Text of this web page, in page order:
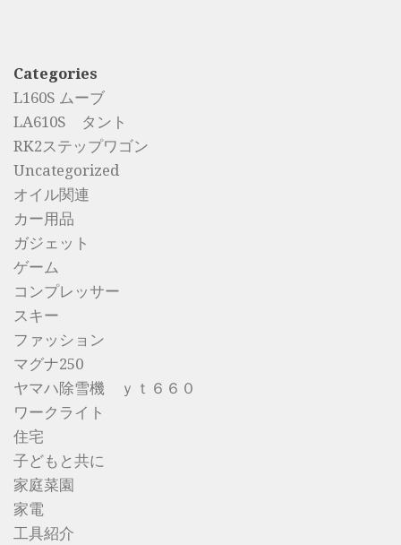
Categories
L160S ムーブ
LA610S タント
RK2ステップワゴン
Uncategorized
オイル関連
カー用品
ガジェット
ゲーム
コンプレッサー
スキー
ファッション
マグナ250
ヤマハ除雪機 ｙｔ６６０
ワークライト
住宅
子どもと共に
家庭菜園
家電
工具紹介